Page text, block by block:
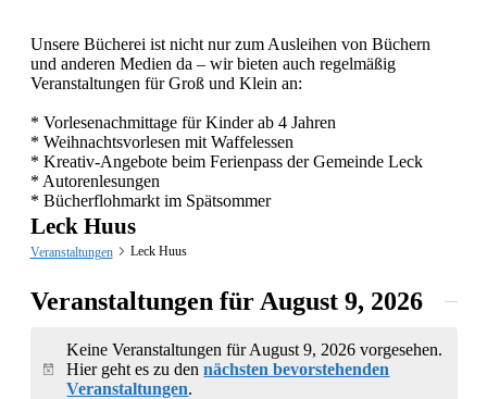
Unsere Bücherei ist nicht nur zum Ausleihen von Büchern
und anderen Medien da – wir bieten auch regelmäßig
Veranstaltungen für Groß und Klein an:
* Vorlesenachmittage für Kinder ab 4 Jahren
* Weihnachtsvorlesen mit Waffelessen
* Kreativ-Angebote beim Ferienpass der Gemeinde Leck
* Autorenlesungen
* Bücherflohmarkt im Spätsommer
Leck Huus
Veranstaltungen Leck Huus
Veranstaltungen für August 9, 2026
Hinweis
Keine Veranstaltungen für August 9, 2026 vorgesehen.
Hier geht es zu dennächsten bevorstehenden
Veranstaltungen.